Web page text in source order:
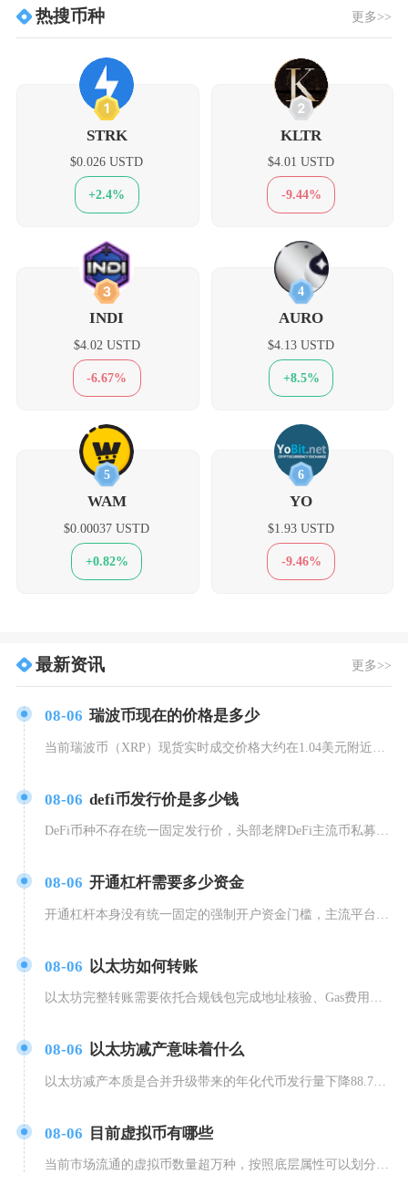
热搜币种 更多>>
1
STRK
$0.026 USTD
+2.4%
2
KLTR
$4.01 USTD
-9.44%
3
INDI
$4.02 USTD
-6.67%
4
AURO
$4.13 USTD
+8.5%
5
WAM
$0.00037 USTD
+0.82%
6
YO
$1.93 USTD
-9.46%
最新资讯 更多>>
08-06 瑞波币现在的价格是多少
08-06 defi币发行价是多少钱
08-06 开通杠杆需要多少资金
08-06 以太坊如何转账
08-06 以太坊减产意味着什么
以太坊减产本质是合并升级带来的年化代币发行量下降88.7%，叠加EIP1559手续费销毁机
08-06 目前虚拟币有哪些
当前市场流通的虚拟币数量超万种，按照底层属性可以划分为原生公链币、稳定币、平台通证、细分赛